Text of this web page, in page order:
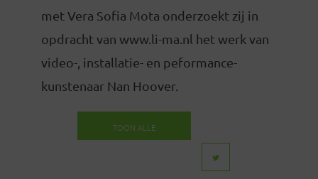
met Vera Sofia Mota onderzoekt zij in
opdracht van www.li-ma.nl het werk van
video-, installatie- en peformance-
kunstenaar Nan Hoover.
TOON ALLE